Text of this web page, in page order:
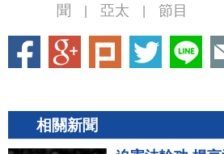
聞
亞太 節目
相關新聞